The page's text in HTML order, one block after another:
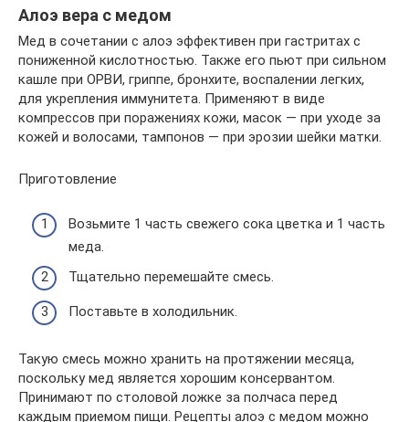
Алоэ вера с медом
Мед в сочетании с алоэ эффективен при гастритах с
пониженной кислотностью. Также его пьют при сильном
кашле при ОРВИ, гриппе, бронхите, воспалении легких,
для укрепления иммунитета. Применяют в виде
компрессов при поражениях кожи, масок — при уходе за
кожей и волосами, тампонов — при эрозии шейки матки.
Приготовление
Возьмите 1 часть свежего сока цветка и 1 часть
меда.
Тщательно перемешайте смесь.
Поставьте в холодильник.
Такую смесь можно хранить на протяжении месяца,
поскольку мед является хорошим консервантом.
Принимают по столовой ложке за полчаса перед
каждым приемом пищи. Рецепты алоэ с медом можно